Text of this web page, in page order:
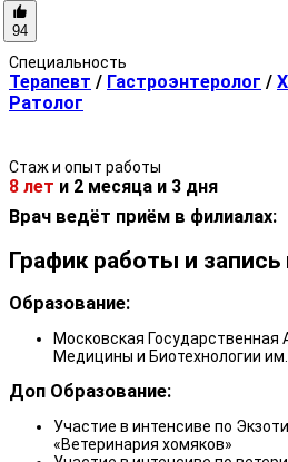
94
Специальность
Терапевт / Гастроэнтеролог /
Ратолог
Стаж и опыт работы
8 лет и 2 месяца и 3 дня
Врач ведёт приём в филиалах:
График работы и запись
Образование:
Московская Государственная
Медицины и Биотехнологии
Доп Образование:
Участие в интенсиве по
«Ветеринария хомяков»